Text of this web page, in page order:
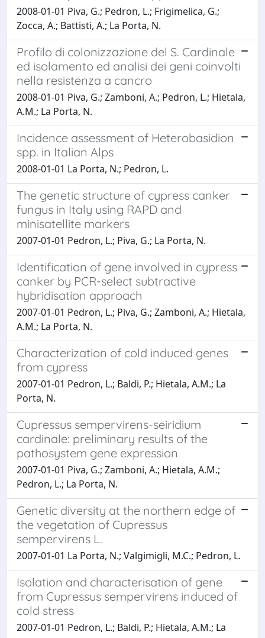
2008-01-01 Piva, G.; Pedron, L.; Frigimelica, G.;
Zocca, A.; Battisti, A.; La Porta, N.
Profilo di colonizzazione del S. Cardinale
ed isolamento ed analisi dei geni coinvolti
nella resistenza a cancro
2008-01-01 Piva, G.; Zamboni, A.; Pedron, L.; Hietala,
A.M.; La Porta, N.
Incidence assessment of Heterobasidion
spp. in Italian Alps
2008-01-01 La Porta, N.; Pedron, L.
The genetic structure of cypress canker
fungus in Italy using RAPD and
minisatellite markers
2007-01-01 Pedron, L.; Piva, G.; La Porta, N.
Identification of gene involved in cypress
canker by PCR-select subtractive
hybridisation approach
2007-01-01 Pedron, L.; Piva, G.; Zamboni, A.; Hietala,
A.M.; La Porta, N.
Characterization of cold induced genes
from cypress
2007-01-01 Pedron, L.; Baldi, P.; Hietala, A.M.; La
Porta, N.
Cupressus sempervirens-seiridium
cardinale: preliminary results of the
pathosystem gene expression
2007-01-01 Piva, G.; Zamboni, A.; Hietala, A.M.;
Pedron, L.; La Porta, N.
Genetic diversity at the northern edge of
the vegetation of Cupressus
sempervirens L.
2007-01-01 La Porta, N.; Valgimigli, M.C.; Pedron, L.
Isolation and characterisation of gene
from Cupressus sempervirens induced of
cold stress
2007-01-01 Pedron, L.; Baldi, P.; Hietala, A.M.; La